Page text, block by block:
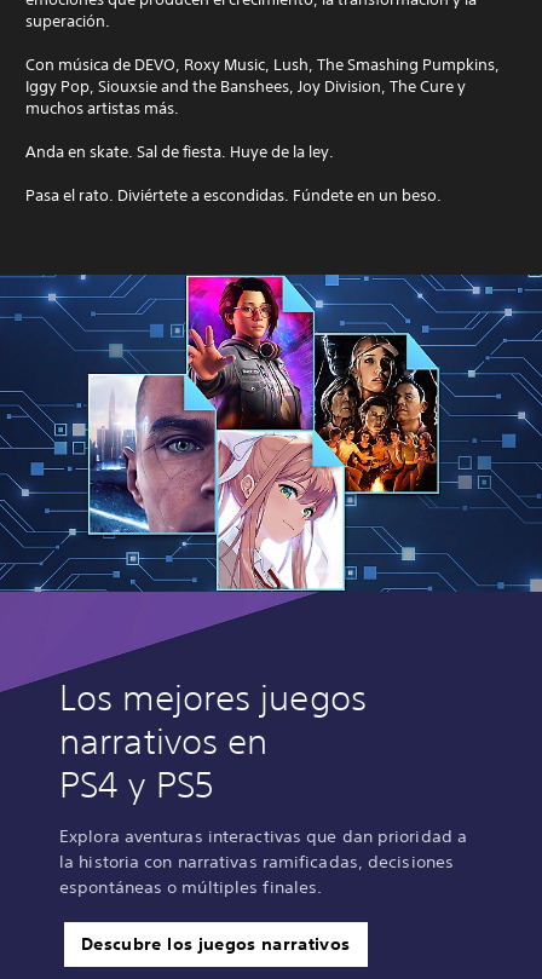
superación.
Con música de DEVO, Roxy Music, Lush, The Smashing Pumpkins,
Iggy Pop, Siouxsie and the Banshees, Joy Division, The Cure y
muchos artistas más.
Anda en skate. Sal de fiesta. Huye de la ley.
Pasa el rato. Diviértete a escondidas. Fúndete en un beso.
Los mejores juegos
narrativos en
PS4 y PS5
Explora aventuras interactivas que dan prioridad a
la historia con narrativas ramificadas, decisiones
espontáneas o múltiples finales.
Descubre los juegos narrativos